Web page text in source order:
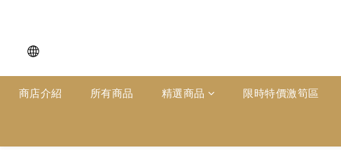
商店介紹 所有商品 精選商品 限時特價激筍區